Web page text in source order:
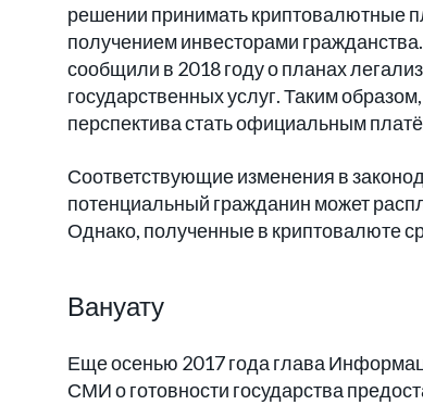
решении принимать криптовалютные
получением инвесторами
сообщили в 2018 году о планах
государственных услуг. Таким
перспектива стать официальным
Соответствующие изменения в
потенциальный гражданин может
Однако, полученные в криптовалюте
Вануату
Еще осенью 2017 года глава
СМИ о готовности государства